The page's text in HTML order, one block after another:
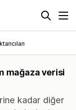
mağaza verisi
kadar diğer